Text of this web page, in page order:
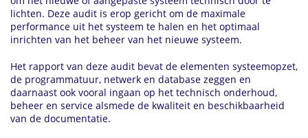
lichten. Deze audit is erop gericht om de maximale
performance uit het systeem te halen en het optimaal
inrichten van het beheer van het nieuwe systeem.
Het rapport van deze audit bevat de elementen systeemopzet,
de programmatuur, netwerk en database zeggen en
daarnaast ook vooral ingaan op het technisch onderhoud,
beheer en service alsmede de kwaliteit en beschikbaarheid
van de documentatie.